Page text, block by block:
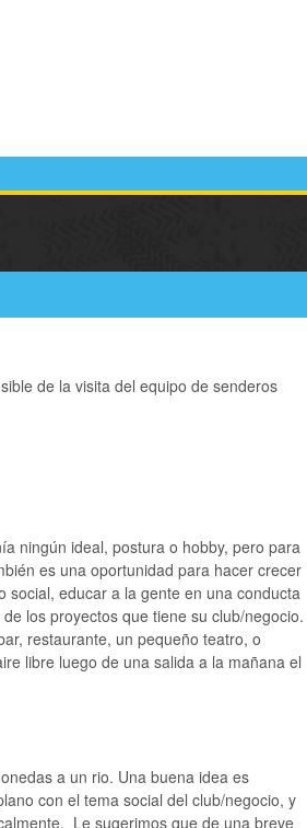
de la visita del equipo de senderos
ningún ideal, postura o hobby, pero para
es una oportunidad para hacer crecer
social, educar a la gente en una conducta
los proyectos que tiene su club/negocio.
restaurante, un pequeño teatro, o
libre luego de una salida a la mañana el
a un rio. Una buena idea es
con el tema social del club/negocio, y
Le sugerimos que de una breve